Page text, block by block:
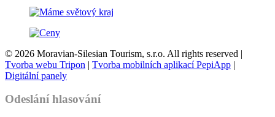
© 2026 Moravian-Silesian Tourism, s.r.o. All rights reserved |
Tvorba webu Tripon | Tvorba mobilních aplikací PepiApp |
Digitální panely
Odeslání hlasování